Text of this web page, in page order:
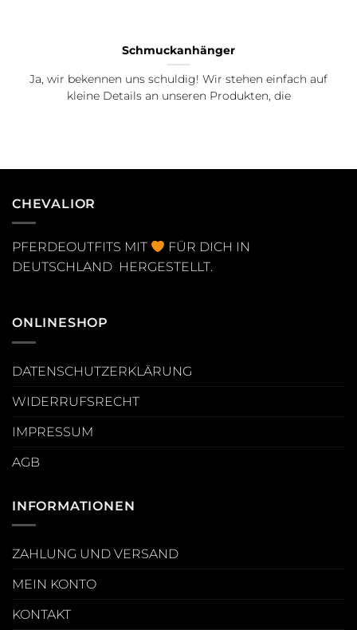
Schmuckanhänger
Ja, wir bekennen uns schuldig! Wir stehen einfach auf
kleine Details an unseren Produkten, die
CHEVALIOR
PFERDEOUTFITS MIT
FÜR DICH IN
DEUTSCHLAND HERGESTELLT.
ONLINESHOP
DATENSCHUTZERKLÄRUNG
WIDERRUFSRECHT
IMPRESSUM
AGB
INFORMATIONEN
ZAHLUNG UND VERSAND
MEIN KONTO
KONTAKT